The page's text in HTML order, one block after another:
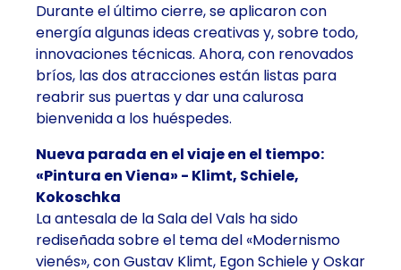
Durante el último cierre, se aplicaron con
energía algunas ideas creativas y, sobre todo,
innovaciones técnicas. Ahora, con renovados
bríos, las dos atracciones están listas para
reabrir sus puertas y dar una calurosa
bienvenida a los huéspedes.
Nueva parada en el viaje en el tiempo:
«Pintura en Viena» - Klimt, Schiele,
Kokoschka
La antesala de la Sala del Vals ha sido
rediseñada sobre el tema del «Modernismo
vienés», con Gustav Klimt, Egon Schiele y Oskar